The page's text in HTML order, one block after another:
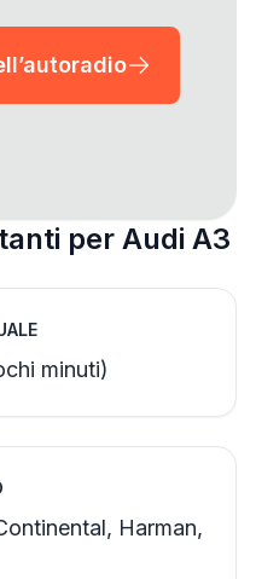
per Audi A3
minuti)
Harman,